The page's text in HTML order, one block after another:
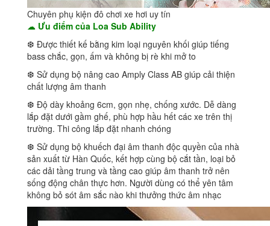
Chuyên phụ kiện đô chơi xe hơi uy tín
☁ Ưu điểm của Loa Sub Ability
❆ Được thiết kế bằng kim loại nguyên khối giúp tiếng
bass chắc, gọn, ấm và không bị rè khi mở to
❆ Sử dụng bộ nâng cao Amply Class AB giúp cải thiện
chất lượng âm thanh
❆ Độ dày khoảng 6cm, gọn nhẹ, chống xước. Dễ dàng
lắp đặt dưới gầm ghế, phù hợp hầu hết các xe trên thị
trường. Thi công lắp đặt nhanh chóng
❆ Sử dụng bộ khuếch đại âm thanh độc quyền của nhà
sản xuất từ Hàn Quốc, kết hợp cùng bộ cắt tần, loại bỏ
các dải tầng trung và tầng cao giúp âm thanh trở nên
sống động chân thực hơn. Người dùng có thể yên tâm
không bỏ sót âm sắc nào khi thưởng thức âm nhạc